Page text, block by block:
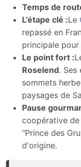
Temps de
L'étape clé :Le
repassé en
principale
Le point fort :
Roselend. Ses
sommets
paysages de
Pause
coopérative
"Prince des
d'origine.